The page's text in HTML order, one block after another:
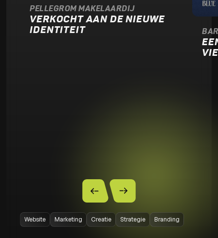
PELLEGROM MAKELAARDIJ
VERKOCHT AAN DE NIEUWE
IDENTITEIT
Website Marketing Creatie Strategie Branding